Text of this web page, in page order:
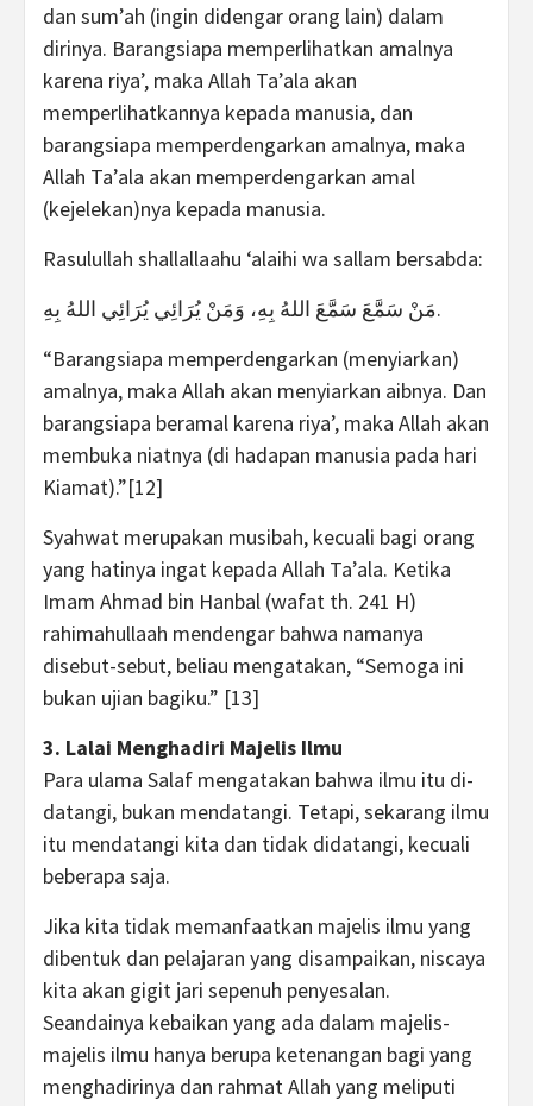
dan sum’ah (ingin didengar orang lain) dalam
dirinya. Barangsiapa memperlihatkan amalnya
karena riya’, maka Allah Ta’ala akan
memperlihatkannya kepada manusia, dan
barangsiapa memperdengarkan amalnya, maka
Allah Ta’ala akan memperdengarkan amal
(kejelekan)nya kepada manusia.
Rasulullah shallallaahu ‘alaihi wa sallam bersabda:
مَنْ سَمَّعَ سَمَّعَ اللهُ بِهِ، وَمَنْ يُرَائِي يُرَائِي اللهُ بِهِ.
“Barangsiapa memperdengarkan (menyiarkan)
amalnya, maka Allah akan menyiarkan aibnya. Dan
barangsiapa beramal karena riya’, maka Allah akan
membuka niatnya (di hadapan manusia pada hari
Kiamat).”[12]
Syahwat merupakan musibah, kecuali bagi orang
yang hatinya ingat kepada Allah Ta’ala. Ketika
Imam Ahmad bin Hanbal (wafat th. 241 H)
rahimahullaah mendengar bahwa namanya
disebut-sebut, beliau mengatakan, “Semoga ini
bukan ujian bagiku.” [13]
3. Lalai Menghadiri Majelis Ilmu
Para ulama Salaf mengatakan bahwa ilmu itu di-
datangi, bukan mendatangi. Tetapi, sekarang ilmu
itu mendatangi kita dan tidak didatangi, kecuali
beberapa saja.
Jika kita tidak memanfaatkan majelis ilmu yang
dibentuk dan pelajaran yang disampaikan, niscaya
kita akan gigit jari sepenuh penyesalan.
Seandainya kebaikan yang ada dalam majelis-
majelis ilmu hanya berupa ketenangan bagi yang
menghadirinya dan rahmat Allah yang meliputi